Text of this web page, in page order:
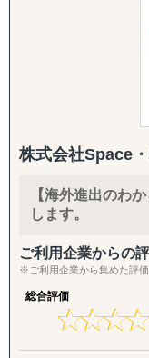
目的：海外現地を
↳ 現地視察の企画
『集客活動チーム』
目的：海外現地で“
立する
↳ EC運用
↳ SNS運用
↳ 広告運用（
↳ インフルエンサー
↳ 画像・動画コンテ
で、海外進出に必
「一気通貫の支援
らず、現地ネット
をつくるところま
ターゲットリスト
ローチ、商談同席・
る商流構築、継続
「商談化」「販路
す。
2. パートナー開拓
海外展開の成否を分
合わせ」です。開
度付け、アプロー
拓後の現地事業開
マップ策定・交渉
・現地に根付いた
働した伴走型ハン
・マッキンゼー/ボ
ルドマンサックス/
・コンサルティング
する自社事業群（パ
教育など）の海外
を提供
＜支援スコープ＞
・調査/戦略から、
ーション構築、
ジメントまで、一気
・グローバル企業
で、企業規模を問
株式会社Space
【海外進出のわ
します。
ご利用企業からの
※ご利用企業から集めた評
総合評価
★★★★
★★★★